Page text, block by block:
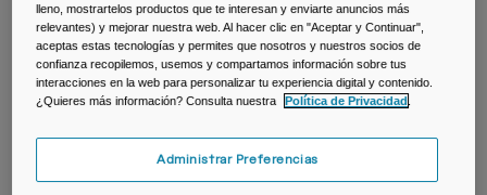
Botella Thrive ™ Chug de 1L, acero
inoxidable aislado
N.º de artículo38264-001-OS
49,99 €
lleno, mostrartelos productos que te interesan y enviarte anuncios más
relevantes) y mejorar nuestra web. Al hacer clic en "Aceptar y Continuar",
aceptas estas tecnologías y permites que nosotros y nuestros socios de
confianza recopilemos, usemos y compartamos información sobre tus
interacciones en la web para personalizar tu experiencia digital y contenido.
¿Quieres más información? Consulta nuestra
Política de Privacidad
Administrar Preferencias